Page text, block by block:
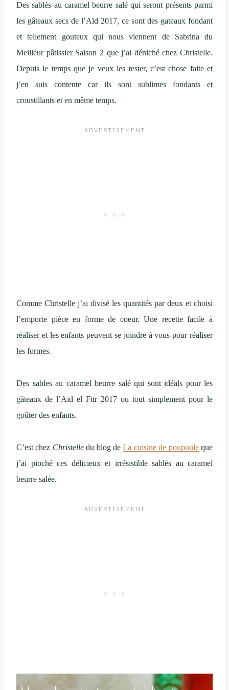
Des sablés au caramel beurre salé qui seront présents parmi
les gâteaux secs de l’Aïd 2017, ce sont des gateaux fondant
et tellement gouteux qui nous viennent de Sabrina du
Meilleur pâtissier Saison 2 que j’ai déniché chez Christelle.
Depuis le temps que je veux les tester, c’est chose faite et
j’en suis contente car ils sont sublimes fondants et
croustillants et en même temps.
Comme Christelle j’ai divisé les quantités par deux et choisi
l’emporte pièce en forme de coeur. Une recette facile à
réaliser et les enfants peuvent se joindre à vous pour réaliser
les formes.
Des sables au caramel beurre salé qui sont idéals pour les
gâteaux de l’Aid el Fitr 2017 ou tout simplement pour le
goûter des enfants.
C’est chez Christelledu blog deLa cuisine de poupouleque
j’ai pioché ces délicieux et irrésistible sablés au caramel
beurre salée.